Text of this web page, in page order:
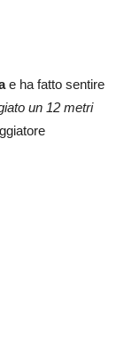
e ha fatto sentire
un 12 metri